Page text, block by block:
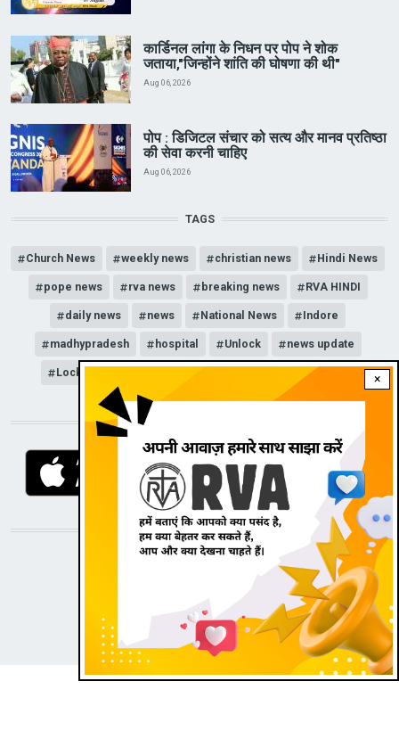
×
कार्डिनल लांगा के निधन पर पोप ने शोक
जताया,"जिन्होंने शांति की घोषणा की थी"
Aug 06, 2026
पोप : डिजिटल संचार को सत्य और मानव प्रतिष्ठा
की सेवा करनी चाहिए
Aug 06, 2026
TAGS
Church News weekly news christian news Hindi News
pope news rva news breaking news RVA HINDI
daily news news National News Indore
madhypradesh hospital Unlock news update
Lockdown news channel
DOWNLOAD RVA APP
STAY CONNECTED WITH US!